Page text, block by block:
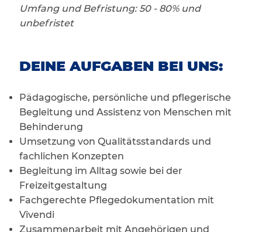
Umfang und Befristung: 50 - 80% und
unbefristet
DEINE AUFGABEN BEI UNS:
Pädagogische, persönliche und pflegerische
Begleitung und Assistenz von Menschen mit
Behinderung
Umsetzung von Qualitätsstandards und
fachlichen Konzepten
Begleitung im Alltag sowie bei der
Freizeitgestaltung
Fachgerechte Pflegedokumentation mit
Vivendi
Zusammenarbeit mit Angehörigen und